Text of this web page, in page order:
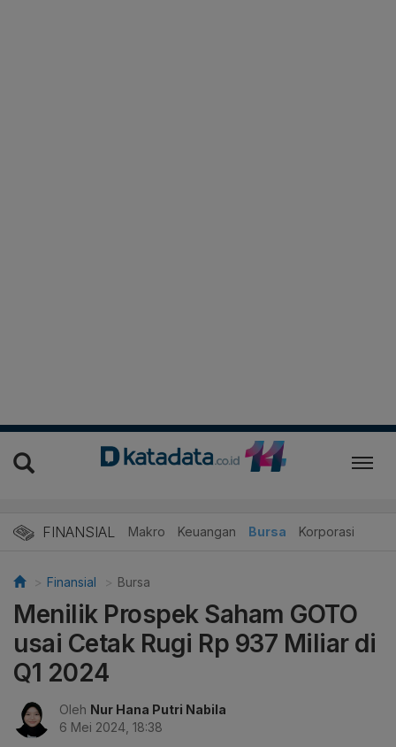
FINANSIAL Makro Keuangan Bursa Korporasi
Finansial Bursa
Menilik Prospek Saham GOTO
usai Cetak Rugi Rp 937 Miliar di
Q1 2024
Oleh Nur Hana Putri Nabila
6 Mei 2024, 18:38